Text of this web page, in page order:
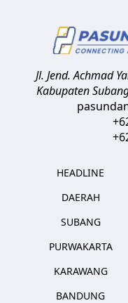
Jl. Jend. Achmad
Kabupaten
HEADLINE
DAERAH
SUBANG
PURWAKARTA
KARAWANG
BANDUNG